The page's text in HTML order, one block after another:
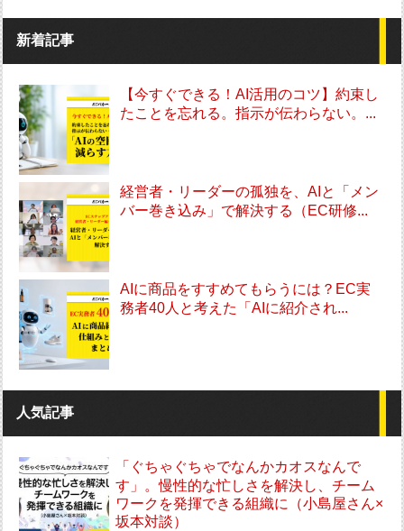
新着記事
【今すぐできる！AI活用のコツ】約束し
たことを忘れる。指示が伝わらない。...
経営者・リーダーの孤独を、AIと「メン
バー巻き込み」で解決する（EC研修...
AIに商品をすすめてもらうには？EC実
務者40人と考えた「AIに紹介され...
人気記事
「ぐちゃぐちゃでなんかカオスなんで
す」。慢性的な忙しさを解決し、チーム
ワークを発揮できる組織に（小島屋さん×
坂本対談）